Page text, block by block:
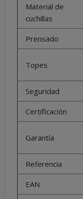
Material de
cuchillas
Prensado
Topes
Seguridad
Certificación
Garantía
Referencia
EAN